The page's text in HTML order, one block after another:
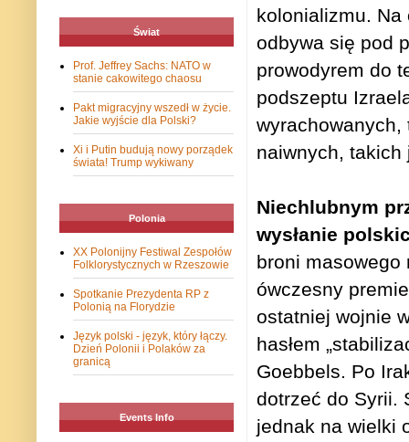
kolonializmu.
odbywa się pod
prowodyrem do
podszeptu
naiwnych,
Niechlubnym
wysłanie
broni masowego
ówczesny
ostatniej wojnie
hasłem
Goebbels. Po
dotrzeć do Syrii.
jednak na wielki
Świat
Prof. Jeffrey Sachs: NATO w
stanie cakowitego chaosu
Pakt migracyjny wszedł w życie.
Jakie wyjście dla Polski?
Xi i Putin budują nowy porządek
świata! Trump wykiwany
Polonia
XX Polonijny Festiwal Zespołów
Folklorystycznych w Rzeszowie
Spotkanie Prezydenta RP z
Polonią na Florydzie
Język polski - język, który łączy.
Dzień Polonii i Polaków za
granicą
Events Info